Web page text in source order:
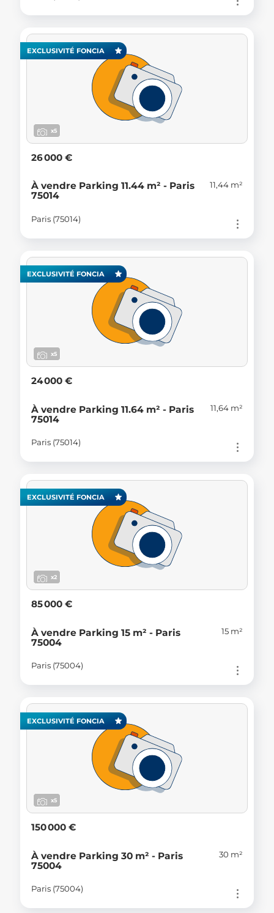
EXCLUSIVITÉ FONCIA
x5
26 000 €
À vendre Parking 11.44 m² - Paris
75014
11,44 m²
Paris (75014)
EXCLUSIVITÉ FONCIA
x5
24 000 €
À vendre Parking 11.64 m² - Paris
75014
11,64 m²
Paris (75014)
EXCLUSIVITÉ FONCIA
x2
85 000 €
À vendre Parking 15 m² - Paris
75004
15 m²
Paris (75004)
EXCLUSIVITÉ FONCIA
x5
150 000 €
À vendre Parking 30 m² - Paris
75004
30 m²
Paris (75004)